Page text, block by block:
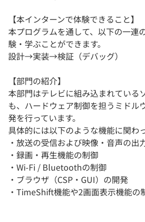
【本インターンで体験できること】
本プログラムを通して、以下の一連
験・学ぶことができます。
設計→実装→検証（デバッグ）
【部門の紹介】
本部門はテレビに組み込まれている
も、ハードウェア制御を担うミドル
発を行っています。
具体的には以下のような機能に関わ
・放送の受信および映像・音声の出
・録画・再生機能の制御
・Wi-Fi / Bluetoothの制御
・ブラウザ（CSP・GUI）の開発
・TimeShift機能や2画面表示機能の